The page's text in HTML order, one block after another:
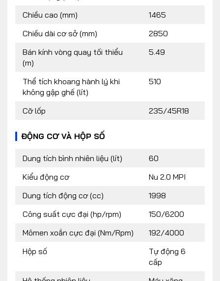
Chiều cao (mm)
1465
Chiều dài cơ sở (mm)
2850
Bán kính vòng quay tối thiểu
(m)
5.49
Thể tích khoang hành lý khi
không gập ghế (lít)
510
Cỡ lốp 235/45R18
ĐỘNG CƠ VÀ HỘP SỐ
Dung tích bình nhiên liệu (lít)
60
Kiểu động cơ
Nu 2.0 MPI
Dung tích động cơ (cc)
1998
Công suất cực đại (hp/rpm)
150/6200
Mômen xoắn cực đại (Nm/Rpm)
192/4000
Hộp số
Tự động 6
cấp